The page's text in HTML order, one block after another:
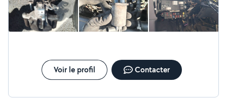
Voir le profil Contacter